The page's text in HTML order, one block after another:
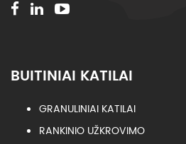
BUITINIAI KATILAI
GRANULINIAI KATILAI
RANKINIO UŽKROVIMO